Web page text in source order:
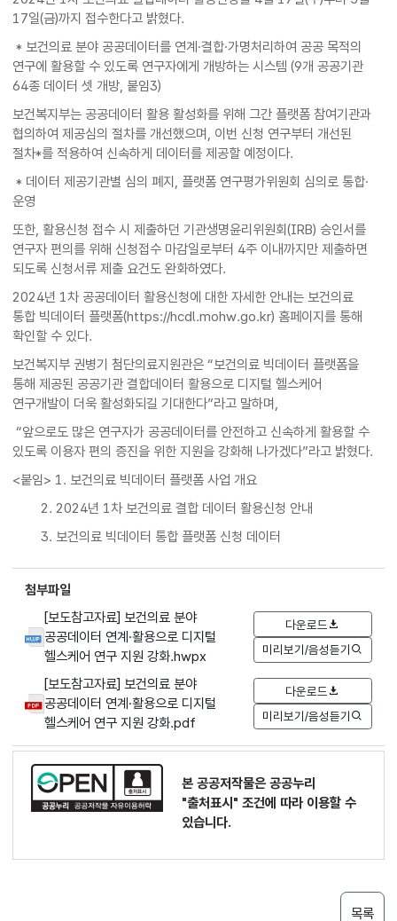
17일(금)까지 접수한다고 밝혔다.
* 보건의료 분야 공공데이터를 연계·결합·가명처리하여 공공 목적의
연구에 활용할 수 있도록 연구자에게 개방하는 시스템 (9개 공공기관
64종 데이터 셋 개방, 붙임3)
보건복지부는 공공데이터 활용 활성화를 위해 그간 플랫폼 참여기관과
협의하여 제공심의 절차를 개선했으며, 이번 신청 연구부터 개선된
절차*를 적용하여 신속하게 데이터를 제공할 예정이다.
* 데이터 제공기관별 심의 폐지, 플랫폼 연구평가위원회 심의로 통합·
운영
또한, 활용신청 접수 시 제출하던 기관생명윤리위원회(IRB) 승인서를
연구자 편의를 위해 신청접수 마감일로부터 4주 이내까지만 제출하면
되도록 신청서류 제출 요건도 완화하였다.
2024년 1차 공공데이터 활용신청에 대한 자세한 안내는 보건의료
통합 빅데이터 플랫폼(https://hcdl.mohw.go.kr) 홈페이지를 통해
확인할 수 있다.
보건복지부 권병기 첨단의료지원관은 “보건의료 빅데이터 플랫폼을
통해 제공된 공공기관 결합데이터 활용으로 디지털 헬스케어
연구개발이 더욱 활성화되길 기대한다”라고 말하며,
“앞으로도 많은 연구자가 공공데이터를 안전하고 신속하게 활용할 수
있도록 이용자 편의 증진을 위한 지원을 강화해 나가겠다”라고 밝혔다.
<붙임> 1. 보건의료 빅데이터 플랫폼 사업 개요
2. 2024년 1차 보건의료 결합 데이터 활용신청 안내
3. 보건의료 빅데이터 통합 플랫폼 신청 데이터
첨부파일
[보도참고자료] 보건의료 분야
공공데이터 연계·활용으로 디지털
헬스케어 연구 지원 강화.hwpx
다운로드
미리보기/음성듣기
[보도참고자료] 보건의료 분야
공공데이터 연계·활용으로 디지털
헬스케어 연구 지원 강화.pdf
다운로드
미리보기/음성듣기
본 공공저작물은 공공누리
"출처표시" 조건에 따라 이용할 수
있습니다.
목록